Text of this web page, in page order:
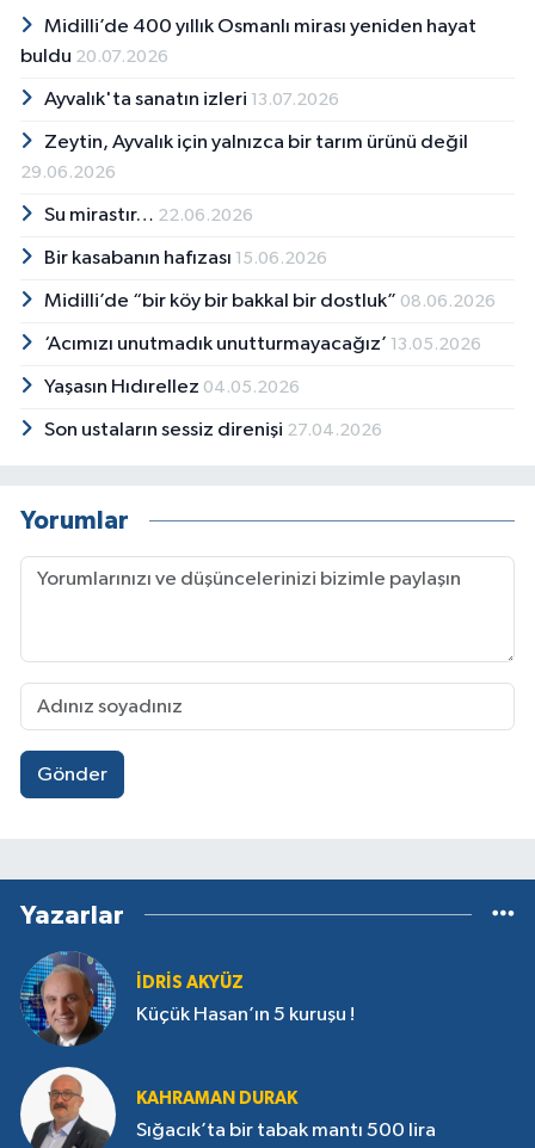
Midilli’de 400 yıllık Osmanlı mirası yeniden hayat
buldu 20.07.2026
Ayvalık'ta sanatın izleri 13.07.2026
Zeytin, Ayvalık için yalnızca bir tarım ürünü değil
29.06.2026
Su mirastır… 22.06.2026
Bir kasabanın hafızası 15.06.2026
Midilli’de “bir köy bir bakkal bir dostluk” 08.06.2026
‘Acımızı unutmadık unutturmayacağız’ 13.05.2026
Yaşasın Hıdırellez 04.05.2026
Son ustaların sessiz direnişi 27.04.2026
Yorumlar
Gönder
Yazarlar
İDRIS AKYÜZ
Küçük Hasan’ın 5 kuruşu !
KAHRAMAN DURAK
Sığacık’ta bir tabak mantı 500 lira